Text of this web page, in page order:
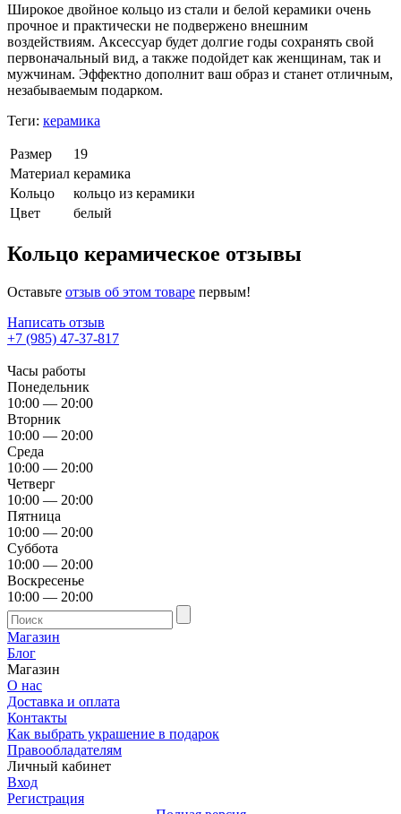
Широкое двойное кольцо из стали и белой керамики очень
прочное и практически не подвержено внешним
воздействиям. Аксессуар будет долгие годы сохранять свой
первоначальный вид, а также подойдет как женщинам, так и
мужчинам. Эффектно дополнит ваш образ и станет отличным,
незабываемым подарком.
Теги: керамика
Размер
19
Материал керамика
Кольцо
кольцо из керамики
Цвет
белый
Кольцо керамическое отзывы
Оставьте отзыв об этом товаре первым!
Написать отзыв
+7 (985) 47-37-817
Часы работы
Понедельник
10:00 — 20:00
Вторник
10:00 — 20:00
Среда
10:00 — 20:00
Четверг
10:00 — 20:00
Пятница
10:00 — 20:00
Суббота
10:00 — 20:00
Воскресенье
10:00 — 20:00
Магазин
Блог
Магазин
О нас
Доставка и оплата
Контакты
Как выбрать украшение в подарок
Правообладателям
Личный кабинет
Вход
Регистрация